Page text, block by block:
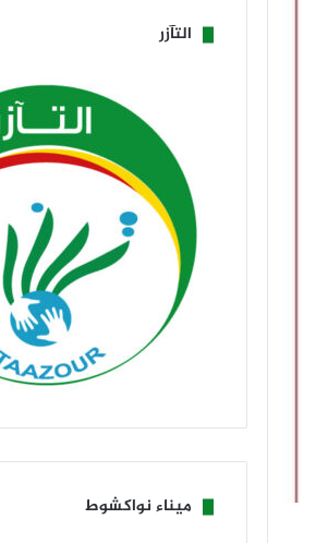
التآزر
ميناء نواكشوط